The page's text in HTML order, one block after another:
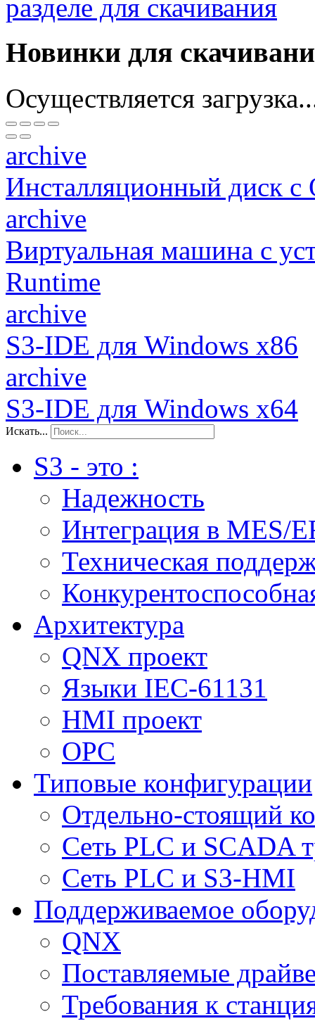
разделе для скачивания
Новинки для
Осуществляется
archive
Инсталляционный диск
archive
Виртуальная машина c
Runtime
archive
S3-IDE для Windows x86
archive
S3-IDE для Windows x64
Искать...
S3 - это :
Надежность
Интеграция в MES/
Техническая
Архитектура
QNX проект
Языки IEC-61131
HMI проект
ОPC
Типовые конфигурации
Отдельно-стоящий
Сеть PLC и SCADA
Сеть PLC и S3-HMI
Поддерживаемое
QNX
Поставляемые
Требования к